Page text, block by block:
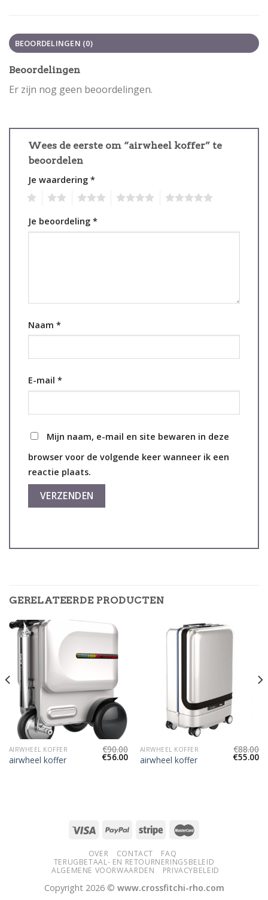
BEOORDELINGEN (0)
Beoordelingen
Er zijn nog geen beoordelingen.
Wees de eerste om “airwheel koffer” te
beoordelen
Je waardering *
Je beoordeling *
Naam *
E-mail *
Mijn naam, e-mail en site bewaren in deze
browser voor de volgende keer wanneer ik een
reactie plaats.
GERELATEERDE PRODUCTEN
AIRWHEEL KOFFER
airwheel koffer
€90.00
€56.00
AIRWHEEL KOFFER
airwheel koffer
€88.00
€55.00
OVER CONTACT
FAQ
TERUGBETAAL- EN RETOURNERINGSBELEID
ALGEMENE VOORWAARDEN
PRIVACYBELEID
Copyright 2026 © www.crossfitchi-rho.com